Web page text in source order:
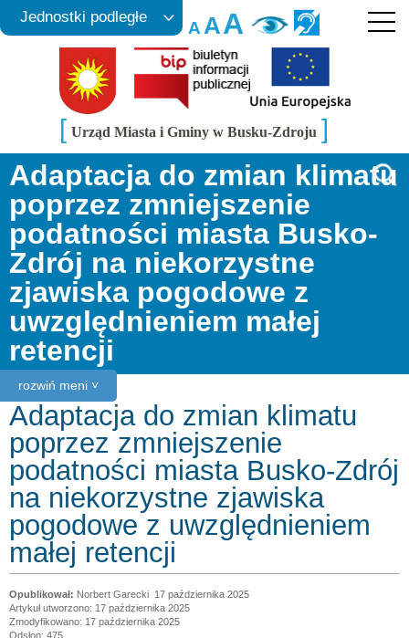
AAA
Jednostki podległe
[ Urząd Miasta i Gminy w Busku-Zdroju ]
rozwiń meni ˅
Adaptacja do zmian klimatu
poprzez zmniejszenie
podatności miasta Busko-
Zdrój na niekorzystne
zjawiska pogodowe z
uwzględnieniem małej
retencji
Adaptacja do zmian klimatu
poprzez zmniejszenie
podatności miasta Busko-Zdrój
na niekorzystne zjawiska
pogodowe z uwzględnieniem
małej retencji
Norbert Garecki 17 października 2025
Artykuł utworzono: 17 października 2025
Zmodyfikowano: 17 października 2025
Odsłon: 475